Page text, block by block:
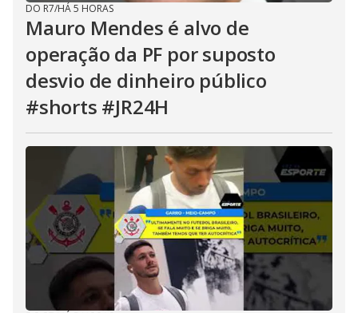
DO R7/HÁ 5 HORAS
Mauro Mendes é alvo de
operação da PF por suposto
desvio de dinheiro público
#shorts #JR24H